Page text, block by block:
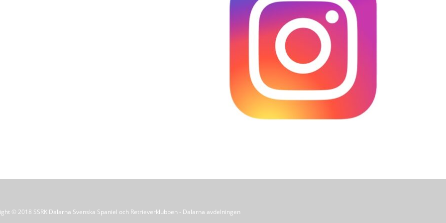
© 2018 SSRK Dalarna Svenska Spaniel och Retrieverklubben - Dalarna avdelningen